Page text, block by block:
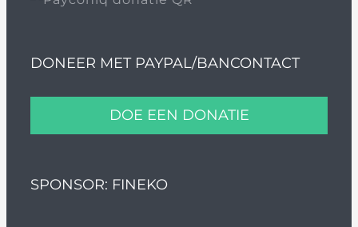
DONEER MET PAYPAL/BANCONTACT
DOE EEN DONATIE
SPONSOR: FINEKO